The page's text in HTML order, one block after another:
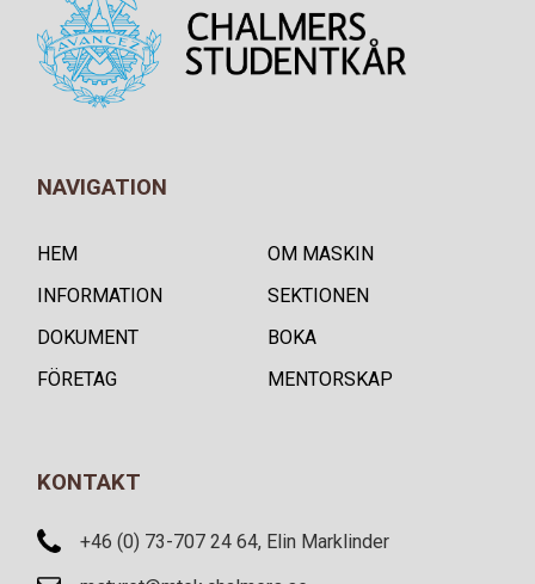
NAVIGATION
HEM
OM MASKIN
INFORMATION
SEKTIONEN
DOKUMENT
BOKA
FÖRETAG
MENTORSKAP
KONTAKT
+46 (0) 73-707 24 64, Elin Marklinder